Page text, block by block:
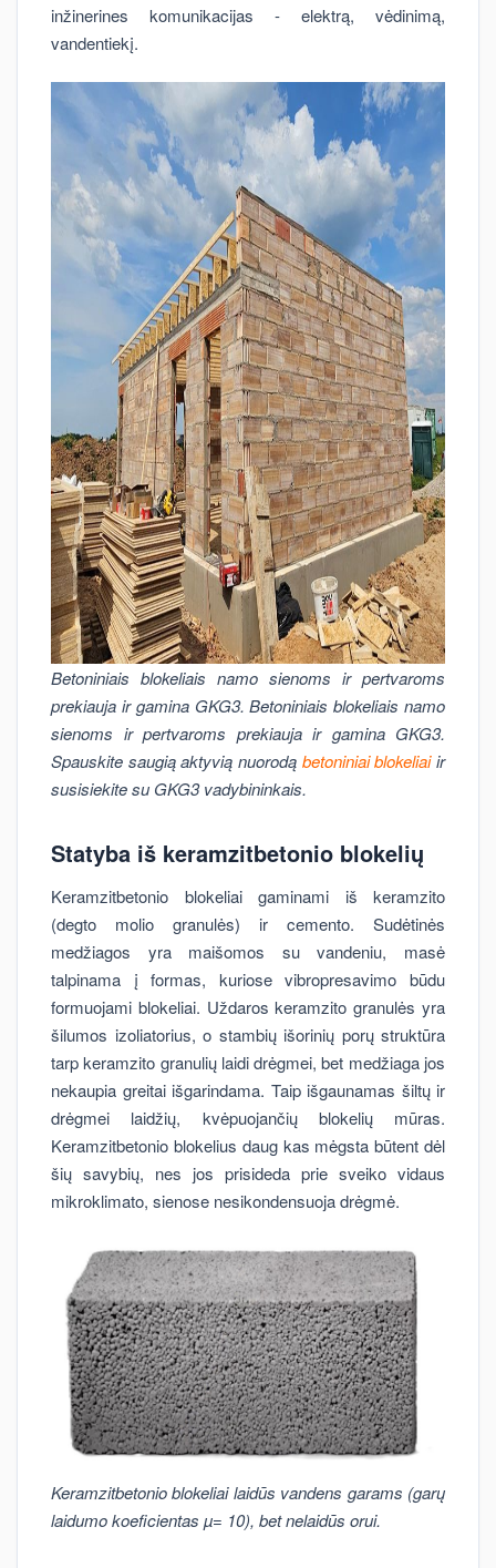
inžinerines komunikacijas - elektrą, vėdinimą,
vandentiekį.
Betoniniais blokeliais namo sienoms ir pertvaroms
prekiauja ir gamina GKG3. Betoniniais blokeliais namo
sienoms ir pertvaroms prekiauja ir gamina GKG3.
Spauskite saugią aktyvią nuorodą betoniniai blokeliaiir
susisiekite su GKG3 vadybininkais.
Statyba iš keramzitbetonio blokelių
Keramzitbetonio blokeliai gaminami iš keramzito
(degto molio granulės) ir cemento. Sudėtinės
medžiagos yra maišomos su vandeniu, masė
talpinama į formas, kuriose vibropresavimo būdu
formuojami blokeliai. Uždaros keramzito granulės yra
šilumos izoliatorius, o stambių išorinių porų struktūra
tarp keramzito granulių laidi drėgmei, bet medžiaga jos
nekaupia greitai išgarindama. Taip išgaunamas šiltų ir
drėgmei laidžių, kvėpuojančių blokelių mūras.
Keramzitbetonio blokelius daug kas mėgsta būtent dėl
šių savybių, nes jos prisideda prie sveiko vidaus
mikroklimato, sienose nesikondensuoja drėgmė.
Keramzitbetonio blokeliai laidūs vandens garams (garų
laidumo koeficientas µ= 10), bet nelaidūs orui.